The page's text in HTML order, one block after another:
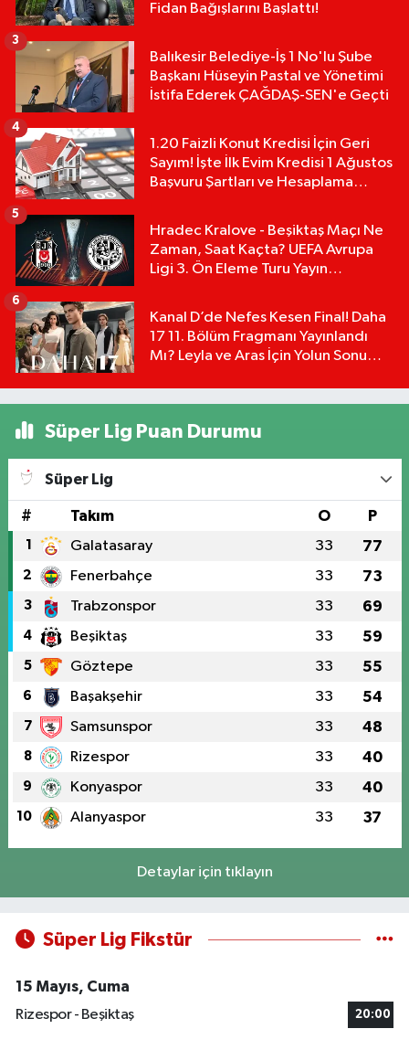
Fidan Bağışlarını Başlattı!
Balıkesir Belediye-İş 1 No'lu Şube
Başkanı Hüseyin Pastal ve Yönetimi
İstifa Ederek ÇAĞDAŞ-SEN'e Geçti
3
1.20 Faizli Konut Kredisi İçin Geri
Sayım! İşte İlk Evim Kredisi 1 Ağustos
Başvuru Şartları ve Hesaplama
4
Hradec Kralove - Beşiktaş Maçı Ne
Zaman, Saat Kaçta? UEFA Avrupa
Ligi 3. Ön Eleme Turu Yayın
5
Kanal D’de Nefes Kesen Final! Daha
17 11. Bölüm Fragmanı Yayınlandı
Mı? Leyla ve Aras İçin Yolun Sonu
6
Süper Lig Puan Durumu
Süper Lig
# Takım O P
1 Galatasaray 33 77
2 Fenerbahçe 33 73
3 Trabzonspor 33 69
4 Beşiktaş 33 59
5 Göztepe 33 55
6 Başakşehir 33 54
7 Samsunspor 33 48
8 Rizespor 33 40
9 Konyaspor 33 40
10 Alanyaspor 33 37
Detaylar için tıklayın
Süper Lig Fikstür
15 Mayıs, Cuma
Rizespor - Beşiktaş
20:00